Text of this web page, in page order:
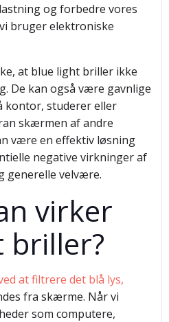
og forbedre vores
bruger elektroniske
at blue light briller ikke
De kan også være gavnlige
kontor, studerer eller
skærmen af andre
være en effektiv løsning
negative virkninger af
generelle velvære.
virker
briller?
at filtrere det blå lys,
fra skærme. Når vi
som computere,